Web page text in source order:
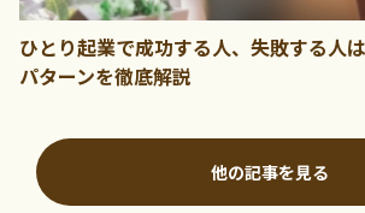
ひとり起業で成功する人、失敗する人
パターンを徹底解説
他の記事を見る